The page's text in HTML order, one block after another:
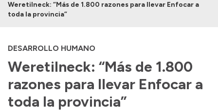
Institucional
Autoridades
Delegaciones
Normativa
Weretilneck: “Más de 1.800 razones para llevar Enfocar a
toda la provincia”
DESARROLLO HUMANO
Weretilneck: “Más de 1.800
razones para llevar Enfocar a
toda la provincia”